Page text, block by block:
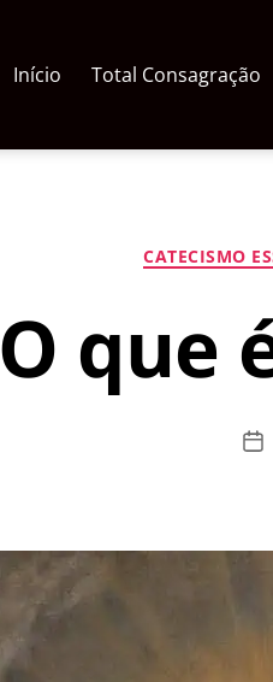
Início Total Consagração
CATECISMO
O que